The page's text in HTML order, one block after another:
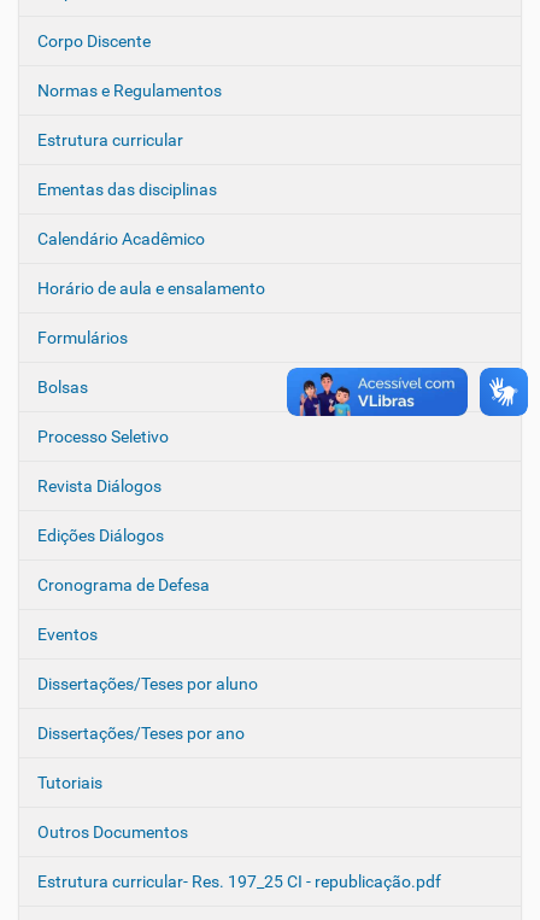
Corpo Discente
Normas e Regulamentos
Estrutura curricular
Ementas das disciplinas
Calendário Acadêmico
Horário de aula e ensalamento
Formulários
Bolsas
Processo Seletivo
Revista Diálogos
Edições Diálogos
Cronograma de Defesa
Eventos
Dissertações/Teses por aluno
Dissertações/Teses por ano
Tutoriais
Outros Documentos
Estrutura curricular- Res. 197_25 CI - republicação.pdf